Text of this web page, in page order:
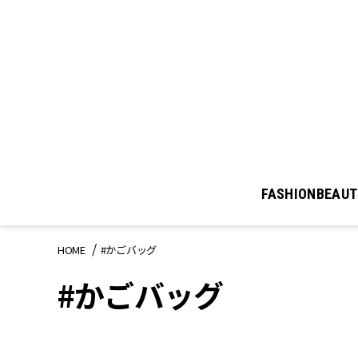
FASHION
HOME #かごバッグ
#かごバッグ